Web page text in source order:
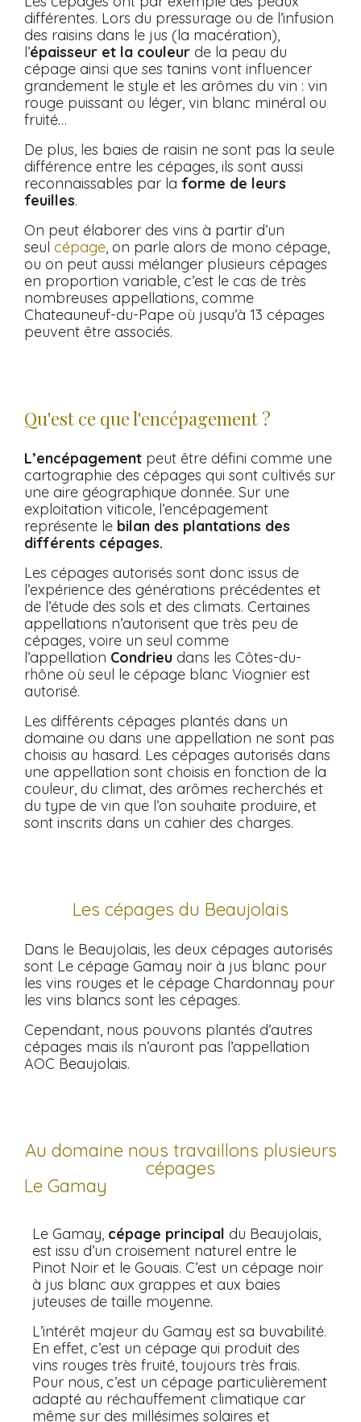
différentes. Lors du pressurage ou de l’infusion
des raisins dans le jus (la macération),
l’épaisseur et la couleur de la peau du
cépage ainsi que ses tanins vont influencer
grandement le style et les arômes du vin : vin
rouge puissant ou léger, vin blanc minéral ou
fruité…
De plus, les baies de raisin ne sont pas la seule
différence entre les cépages, ils sont aussi
reconnaissables par la forme de leurs
feuilles.
On peut élaborer des vins à partir d’un
seul cépage, on parle alors de mono cépage,
ou on peut aussi mélanger plusieurs cépages
en proportion variable, c’est le cas de très
nombreuses appellations, comme
Chateauneuf-du-Pape où jusqu’à 13 cépages
peuvent être associés.
Qu'est ce que l'encépagement ?
L’encépagement peut être défini comme une
cartographie des cépages qui sont cultivés sur
une aire géographique donnée. Sur une
exploitation viticole, l’encépagement
représente le bilan des plantations des
différents cépages.
Les cépages autorisés sont donc issus de
l’expérience des générations précédentes et
de l’étude des sols et des climats. Certaines
appellations n’autorisent que très peu de
cépages, voire un seul comme
l’appellation Condrieu dans les Côtes-du-
rhône où seul le cépage blanc Viognier est
autorisé.
Les différents cépages plantés dans un
domaine ou dans une appellation ne sont pas
choisis au hasard. Les cépages autorisés dans
une appellation sont choisis en fonction de la
couleur, du climat, des arômes recherchés et
du type de vin que l’on souhaite produire, et
sont inscrits dans un cahier des charges.
Les cépages du Beaujolais
Dans le Beaujolais, les deux cépages autorisés
sont Le cépage Gamay noir à jus blanc pour
les vins rouges et le cépage Chardonnay pour
les vins blancs sont les cépages.
Cependant, nous pouvons plantés d’autres
cépages mais ils n’auront pas l’appellation
AOC Beaujolais.
Au domaine nous travaillons plusieurs
cépages
Le Gamay
Le Gamay, cépage principal du Beaujolais,
est issu d’un croisement naturel entre le
Pinot Noir et le Gouais. C’est un cépage noir
à jus blanc aux grappes et aux baies
juteuses de taille moyenne.
L’intérêt majeur du Gamay est sa buvabilité.
En effet, c’est un cépage qui produit des
vins rouges très fruité, toujours très frais.
Pour nous, c’est un cépage particulièrement
adapté au réchauffement climatique car
même sur des millésimes solaires et